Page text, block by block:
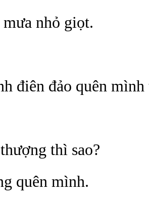
nhỏ giọt.
điên đảo quên mình
thì sao?
quên mình.